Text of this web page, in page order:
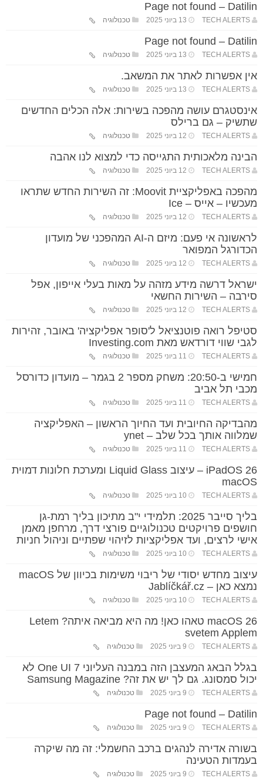
Page not found – Datilin
TECH ALERTS 13 ביוני 2025 טכנולוגיה
Page not found – Datilin
TECH ALERTS 13 ביוני 2025 טכנולוגיה
אין אפשרות לאתר את המשאב.
TECH ALERTS 13 ביוני 2025 טכנולוגיה
אינסטגרם עושה מהפכה בשירות: אלה הכלים החדשים
שתשיק – גם ברילס
TECH ALERTS 12 ביוני 2025 טכנולוגיה
הבינה מלאכותית התגייסה כדי למצוא לנו אהבה
TECH ALERTS 12 ביוני 2025 טכנולוגיה
מהפכה באפליקציית Moovit: זה השירות החדש שתראו
מעכשיו – אייס – Ice
TECH ALERTS 12 ביוני 2025 טכנולוגיה
לראשונה אי פעם: מיזם ה-AI המהפכני של מועדון
הכדורגל המפואר
TECH ALERTS 12 ביוני 2025 טכנולוגיה
ישראל דרשה מידע מזהה על מאות בעלי אייפון, אפל
סירבה – השירות החשאי
TECH ALERTS 12 ביוני 2025 טכנולוגיה
סטיפל רואה פוטנציאל ל'סופר אפליקציה' באובר, זהירות
לגבי שווי דורדאש מאת Investing.com
TECH ALERTS 11 ביוני 2025 טכנולוגיה
חמישי ב-20:50: משחק מספר 2 בגמר – מועדון כדורסל
מכבי תל אביב
TECH ALERTS 11 ביוני 2025 טכנולוגיה
מהבדיקה החיובית ועד החיוך הראשון – האפליקציה
שמלווה אותך בכל שלב – ynet
TECH ALERTS 11 ביוני 2025 טכנולוגיה
iPadOS 26 – עיצוב Liquid Glass ומערכת חלונות דמוית
macOS
TECH ALERTS 10 ביוני 2025 טכנולוגיה
בליך סייבר 2025: תלמידי י"ב מתיכון בליך רמת-גן
חושפים פרויקטים טכנולוגיים פורצי דרך, מרחפן מאמן
אישי לרצים, ועד אפליקציות לזיהוי שפתיים וניהול חניות
TECH ALERTS 10 ביוני 2025 טכנולוגיה
עיצוב מחדש יסודי של ריבוי משימות בכיוון של macOS
נמצא כאן – Jablíčkář.cz
TECH ALERTS 10 ביוני 2025 טכנולוגיה
macOS 26 טאהו כאן! מה היא מביאה איתה? Letem
svetem Applem
TECH ALERTS 9 ביוני 2025 טכנולוגיה
בגלל הבאג המעצבן הזה במבנה העליוני One UI 7 לא
יכול סמסונג. גם לך יש את זה? Samsung Magazine
TECH ALERTS 9 ביוני 2025 טכנולוגיה
Page not found – Datilin
TECH ALERTS 9 ביוני 2025 טכנולוגיה
בשורה אדירה לנהגים ברכב החשמלי: זה מה שיקרה
בעמדות הטעינה
TECH ALERTS 9 ביוני 2025 טכנולוגיה